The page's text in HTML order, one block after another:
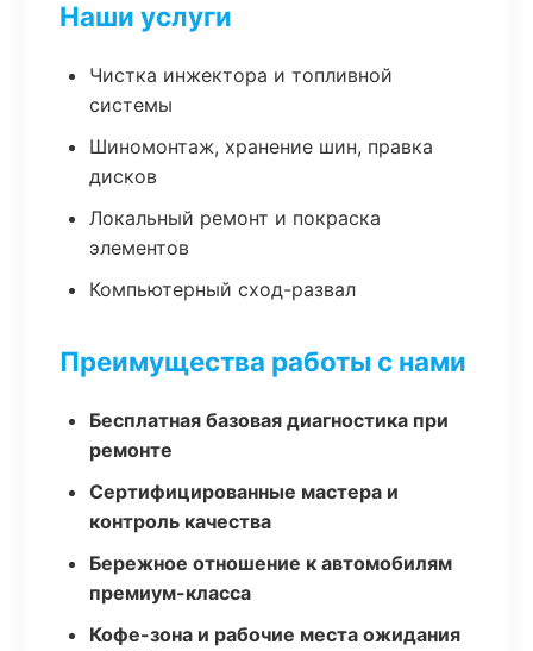
Наши услуги
Чистка инжектора и топливной
системы
Шиномонтаж, хранение шин, правка
дисков
Локальный ремонт и покраска
элементов
Компьютерный сход-развал
Преимущества работы с нами
Бесплатная базовая диагностика при
ремонте
Сертифицированные мастера и
контроль качества
Бережное отношение к автомобилям
премиум-класса
Кофе-зона и рабочие места ожидания